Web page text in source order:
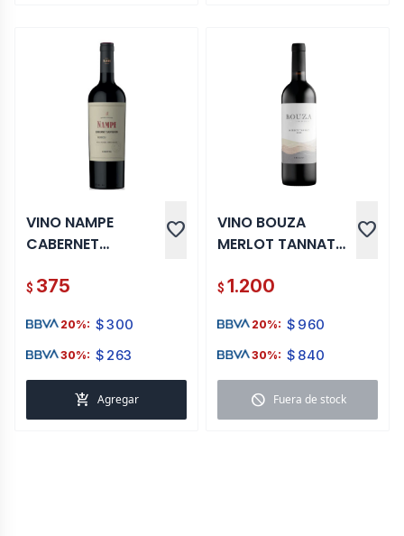
VINO NAMPE
CABERNET
ML
favorite
$ 375
20%: $300
30%: $ 263
add_shopping_cart Agregar
VINO BOUZA
MERLOT TANNAT
favorite
$ 1.200
20%: $ 960
30%: $ 840
block Fuera de stock